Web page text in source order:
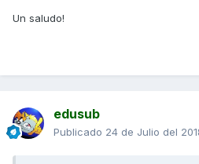
Un saludo!
edusub
Publicado 24 de Julio del